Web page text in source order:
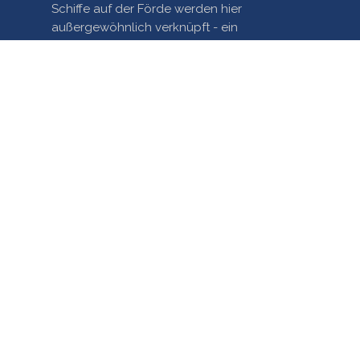
Schiffe auf der Förde werden hier
außergewöhnlich verknüpft - ein